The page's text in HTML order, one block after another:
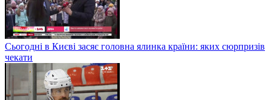
Сьогодні в Києві засяє головна ялинка країни: яких сюрпризів
чекати